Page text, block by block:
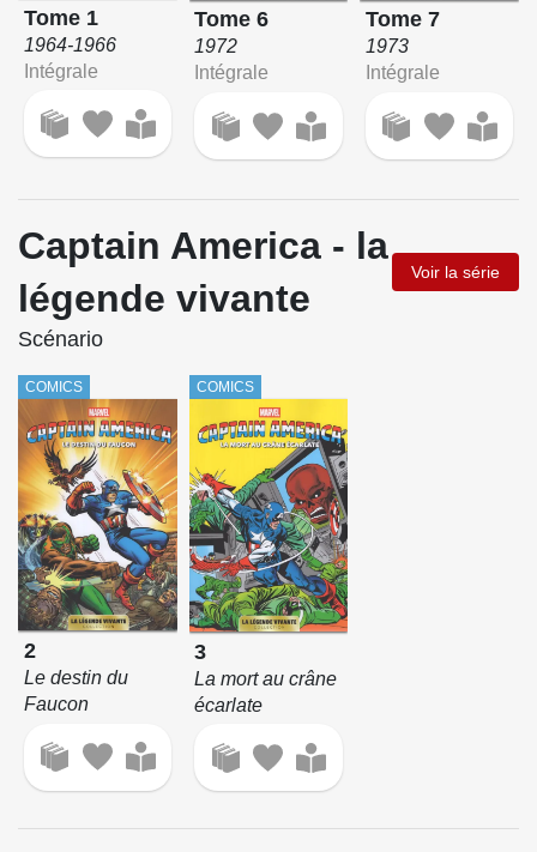
Tome 1
1964-1966
Intégrale
Tome 6
1972
Intégrale
Tome 7
1973
Intégrale
Captain America - la
légende vivante
Voir la série
Scénario
COMICS
2
Le destin du
Faucon
COMICS
3
La mort au crâne
écarlate